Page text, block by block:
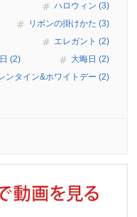
ハロウィン (3)
リボンの掛けかた (3)
エレガント (2)
(2)
大晦日 (2)
ンタイン&ホワイトデー (2)